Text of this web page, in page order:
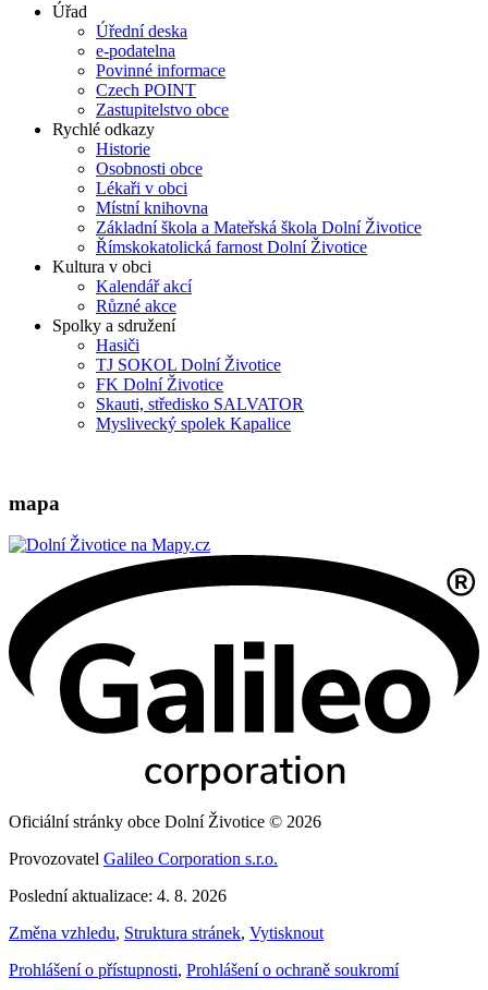
Úřad
Úřední deska
e-podatelna
Povinné informace
Czech POINT
Zastupitelstvo obce
Rychlé odkazy
Historie
Osobnosti obce
Lékaři v obci
Místní knihovna
Základní škola a Mateřská škola Dolní Životice
Římskokatolická farnost Dolní Životice
Kultura v obci
Kalendář akcí
Různé akce
Spolky a sdružení
Hasiči
TJ SOKOL Dolní Životice
FK Dolní Životice
Skauti, středisko SALVATOR
Myslivecký spolek Kapalice
mapa
Oficiální stránky obce Dolní Životice © 2026
Provozovatel Galileo Corporation s.r.o.
Poslední aktualizace: 4. 8. 2026
Změna vzhledu, Struktura stránek, Vytisknout
Prohlášení o přístupnosti, Prohlášení o ochraně soukromí